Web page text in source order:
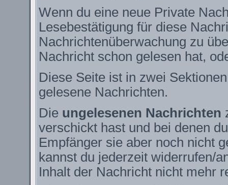
Wenn du eine neue Private
Lesebestätigung für diese
Nachrichtenüberwachung zu
Nachricht schon gelesen hat,
Diese Seite ist in zwei
gelesene Nachrichten.
Die ungelesenen Nachrichten
verschickt hast und bei denen
Empfänger sie aber noch nicht
kannst du jederzeit widerrufen/
Inhalt der Nachricht nicht mehr